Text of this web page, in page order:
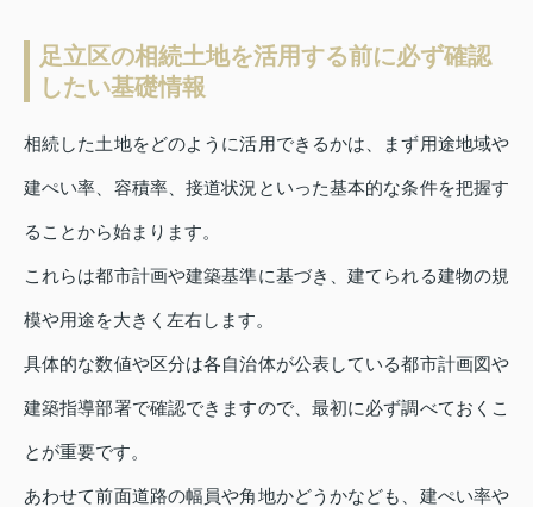
足立区の相続土地を活用する前に必ず確認
したい基礎情報
相続した土地をどのように活用できるかは、まず用途地域や
建ぺい率、容積率、接道状況といった基本的な条件を把握す
ることから始まります。
これらは都市計画や建築基準に基づき、建てられる建物の規
模や用途を大きく左右します。
具体的な数値や区分は各自治体が公表している都市計画図や
建築指導部署で確認できますので、最初に必ず調べておくこ
とが重要です。
あわせて前面道路の幅員や角地かどうかなども、建ぺい率や